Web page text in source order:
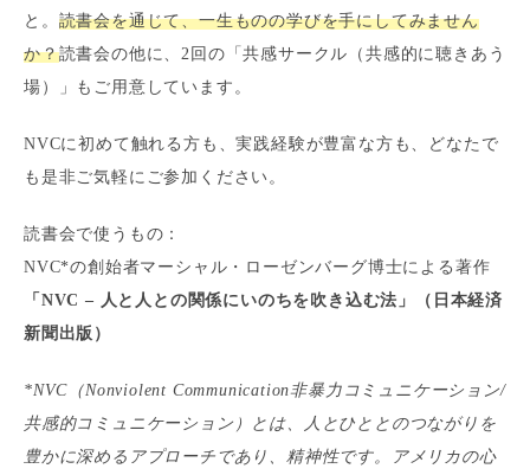
と。 読書会を通じて、一生ものの学びを手にしてみません
か？読書会の他に、2回の「共感サークル（共感的に聴きあう
場）」もご用意しています。
NVCに初めて触れる方も、実践経験が豊富な方も、どなたで
も是非ご気軽にご参加ください。
読書会で使うもの：
NVC*の創始者マーシャル・ローゼンバーグ博士による著作
「NVC – 人と人との関係にいのちを吹き込む法」（日本経済
新聞出版）
*NVC（Nonviolent Communication非暴力コミュニケーション/
共感的コミュニケーション）とは、人とひととのつながりを
豊かに深めるアプローチであり、精神性です。アメリカの心